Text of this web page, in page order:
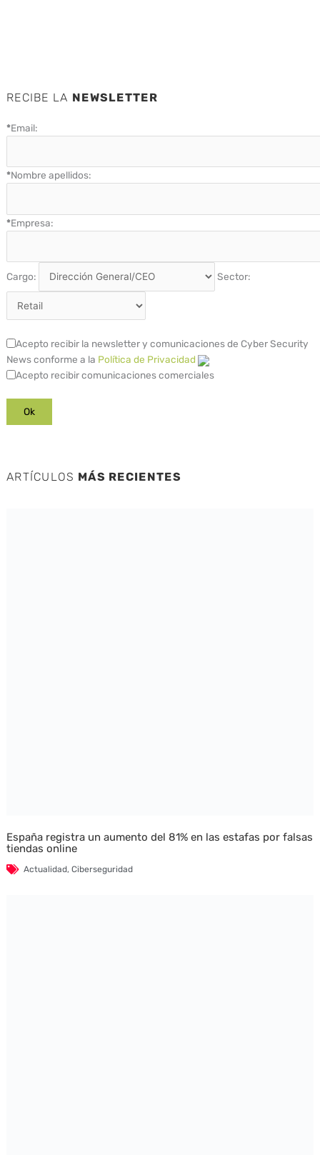
RECIBE LA NEWSLETTER
*Email:
*Nombre apellidos:
*Empresa:
Cargo: Sector:
Acepto recibir la newsletter y comunicaciones de Cyber Security
News conforme a la Política de Privacidad
Acepto recibir comunicaciones comerciales
ARTÍCULOS MÁS RECIENTES
España registra un aumento del 81% en las estafas por falsas
tiendas online
Actualidad, Ciberseguridad